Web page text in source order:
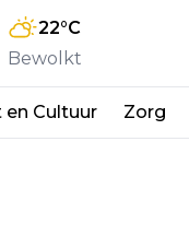
22°C
Bewolkt
en Cultuur Zorg